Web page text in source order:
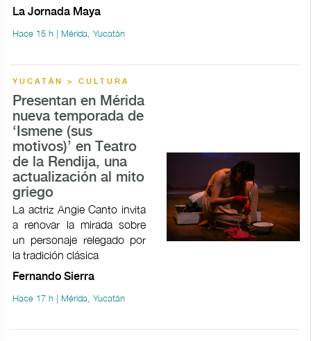
La Jornada Maya
Hace 15 h | Mérida, Yucatán
YUCATÁN > CULTURA
Presentan en Mérida
nueva temporada de
‘Ismene (sus
motivos)’ en Teatro
de la Rendija, una
actualización al mito
griego
La actriz Angie Canto invita
a renovar la mirada sobre
un personaje relegado por
la tradición clásica
Fernando Sierra
Hace 17 h | Mérida, Yucatán